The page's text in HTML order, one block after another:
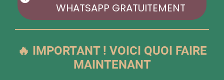
WHATSAPP GRATUITEMENT
🔥 IMPORTANT ! VOICI QUOI FAIRE
MAINTENANT